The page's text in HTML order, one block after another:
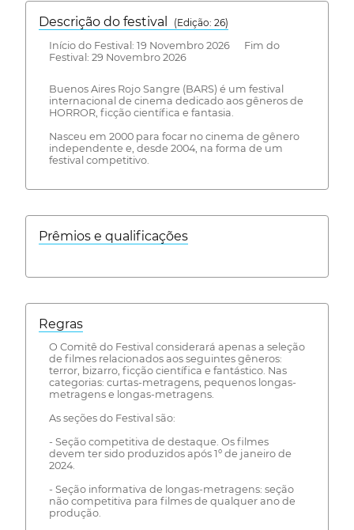
Descrição do festival
(Edição: 26)
Início do Festival: 19 Novembro 2026 Fim do
Festival: 29 Novembro 2026
Buenos Aires Rojo Sangre (BARS) é um festival
internacional de cinema dedicado aos gêneros de
HORROR, ficção científica e fantasia.
Nasceu em 2000 para focar no cinema de gênero
independente e, desde 2004, na forma de um
festival competitivo.
Prêmios e qualificações
Regras
O Comitê do Festival considerará apenas a seleção
de filmes relacionados aos seguintes gêneros:
terror, bizarro, ficção científica e fantástico. Nas
categorias: curtas-metragens, pequenos longas-
metragens e longas-metragens.
As seções do Festival são:
- Seção competitiva de destaque. Os filmes
devem ter sido produzidos após 1º de janeiro de
2024.
- Seção informativa de longas-metragens: seção
não competitiva para filmes de qualquer ano de
produção.